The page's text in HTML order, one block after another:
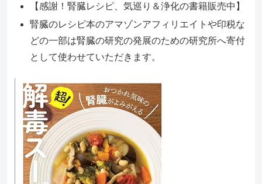
【感謝！腎臓レシピ、気巡り＆浄化の書籍販売中】
腎臓のレシピ本のアマゾンアフィリエイトや印税な
どの一部は腎臓の研究の発展のための研究所へ寄付
として使わせていただきます。